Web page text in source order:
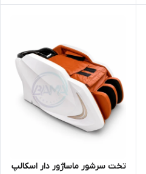
تخت سرشور ماساژور دار اسکالپ